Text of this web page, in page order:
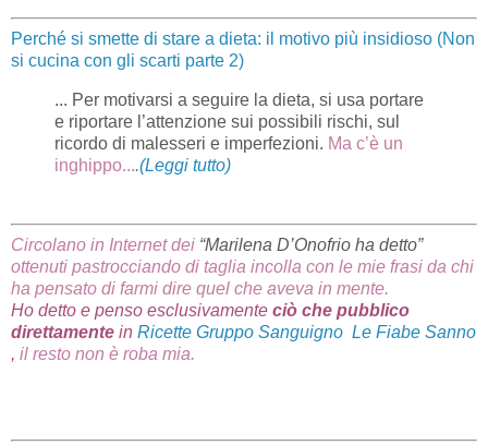
Perché si smette di stare a dieta: il motivo più insidioso (Non
si cucina con gli scarti parte 2)
... Per motivarsi a seguire la dieta, si usa portare
e riportare l’attenzione sui possibili rischi, sul
ricordo di malesseri e imperfezioni. Ma c’è un
inghippo....(Leggi tutto)
Circolano in Internet dei “Marilena D’Onofrio ha detto”
ottenuti pastrocciando di taglia incolla con le mie frasi da chi
ha pensato di farmi dire quel che aveva in mente.
Ho detto e penso esclusivamente ciò che pubblico
direttamente in Ricette Gruppo Sanguigno Le Fiabe Sanno
, il resto non è roba mia.